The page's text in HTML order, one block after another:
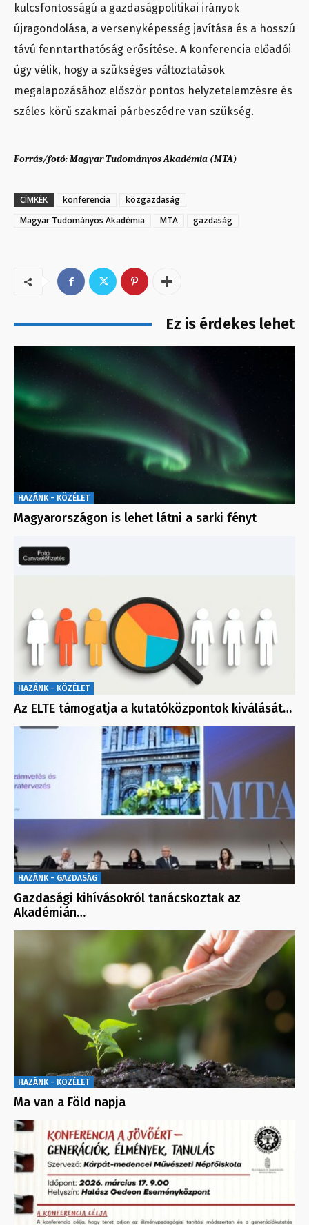
kulcsfontosságú a gazdaságpolitikai irányok
újragondolása, a versenyképesség javítása és a hosszú
távú fenntarthatóság erősítése. A konferencia előadói
úgy vélik, hogy a szükséges változtatások
megalapozásához először pontos helyzetelemzésre és
széles körű szakmai párbeszédre van szükség.
Forrás/fotó: Magyar Tudományos Akadémia (MTA)
CÍMKÉK konferencia
közgazdaság
Magyar Tudományos Akadémia
MTA gazdaság
Ez is érdekes lehet
HAZÁNK - KÖZÉLET
Magyarországon is lehet látni a sarki fényt
HAZÁNK - KÖZÉLET
Az ELTE támogatja a kutatóközpontok kiválását…
HAZÁNK - GAZDASÁG
Gazdasági kihívásokról tanácskoztak az
Akadémián…
HAZÁNK - KÖZÉLET
Ma van a Föld napja